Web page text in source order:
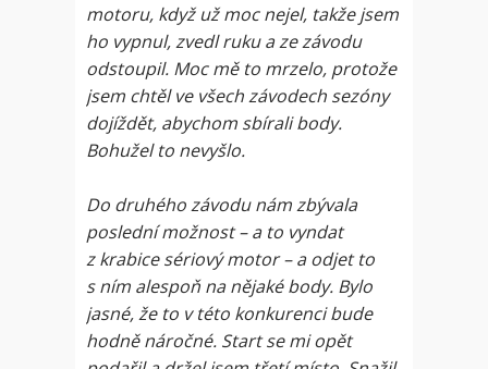
motoru, když už moc nejel, takže jsem
ho vypnul, zvedl ruku a ze závodu
odstoupil. Moc mě to mrzelo, protože
jsem chtěl ve všech závodech sezóny
dojíždět, abychom sbírali body.
Bohužel to nevyšlo.
Do druhého závodu nám zbývala
poslední možnost – a to vyndat
z krabice sériový motor – a odjet to
s ním alespoň na nějaké body. Bylo
jasné, že to v této konkurenci bude
hodně náročné. Start se mi opět